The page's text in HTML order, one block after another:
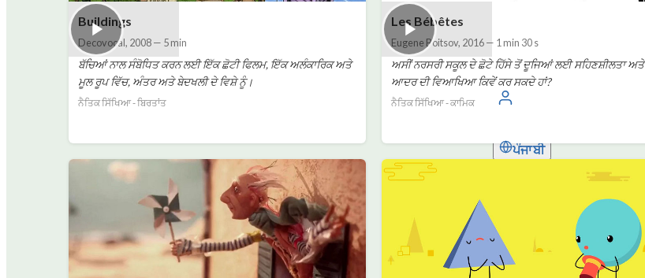
ਪੰਜਾਬੀ
Buildings
Decovocal, 2008— 5 min
ਬੱਚਿਆਂ ਨਾਲ ਸੰਬੋਧਿਤ ਕਰਨ ਲਈ ਇੱਕ ਛੋਟੀ ਫਿਲਮ, ਇੱਕ ਅਲੰਕਾਰਿਕ ਅਤੇ
ਮੂਲ ਰੂਪ ਵਿੱਚ, ਅੰਤਰ ਅਤੇ ਬੇਦਖਲੀ ਦੇ ਵਿਸ਼ੇ ਨੂੰ।
ਨੈਤਿਕ ਸਿੱਖਿਆ - ਬਿਰਤਾਂਤ
Les Bébêtes
Eugene Boitsov, 2016— 1 min 30 s
ਅਸੀਂ ਨਰਸਰੀ ਸਕੂਲ ਦੇ ਛੋਟੇ ਹਿੱਸੇ ਤੋਂ ਦੂਜਿਆਂ ਲਈ ਸਹਿਣਸ਼ੀਲਤਾ ਅਤੇ
ਆਦਰ ਦੀ ਵਿਆਖਿਆ ਕਿਵੇਂ ਕਰ ਸਕਦੇ ਹਾਂ?
ਨੈਤਿਕ ਸਿੱਖਿਆ - ਕਾਮਿਕ